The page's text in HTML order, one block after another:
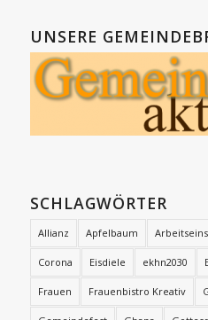
UNSERE
SCHLAGWÖRTER
Allianz Apfelbaum
Corona Eisdiele ekhn2030
Frauen Frauenbistro Kreativ